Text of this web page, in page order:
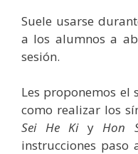
Suele usarse
a los alumnos a
sesión.
Les proponemos el
como realizar los
Sei He KiyHon
instrucciones paso